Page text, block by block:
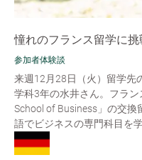
憧れのフランス留学に挑
参加者体験談
来週12月28日（火）留学先
学科3年の水井さん。フラ
School of Business」の交
語でビジネスの専門科目を学